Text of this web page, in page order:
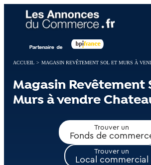
ACCUEIL > MAGASIN REVÊTEMENT SOL ET MURS À
Magasin Revêtement
Murs à vendre
Trouver un
Fonds de
Trouver un
Local commercial
Panneau de gestion des cookies